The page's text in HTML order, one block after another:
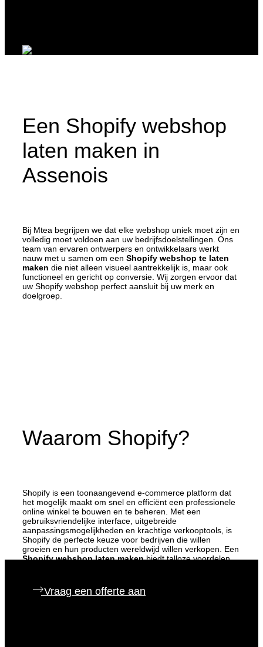
Een Shopify webshop
laten maken in
Assenois
Bij Mtea begrijpen we dat elke webshop uniek moet zijn en
volledig moet voldoen aan uw bedrijfsdoelstellingen. Ons
team van ervaren ontwerpers en ontwikkelaars werkt
nauw met u samen om een Shopify webshop te laten
maken die niet alleen visueel aantrekkelijk is, maar ook
functioneel en gericht op conversie. Wij zorgen ervoor dat
uw Shopify webshop perfect aansluit bij uw merk en
doelgroep.
Waarom Shopify?
Shopify is een toonaangevend e-commerce platform dat
het mogelijk maakt om snel en efficiënt een professionele
online winkel te bouwen en te beheren. Met een
gebruiksvriendelijke interface, uitgebreide
aanpassingsmogelijkheden en krachtige verkooptools, is
Shopify de perfecte keuze voor bedrijven die willen
groeien en hun producten wereldwijd willen verkopen. Een
Shopify webshop laten makenbiedt talloze voordelen
Vraag een offerte aan